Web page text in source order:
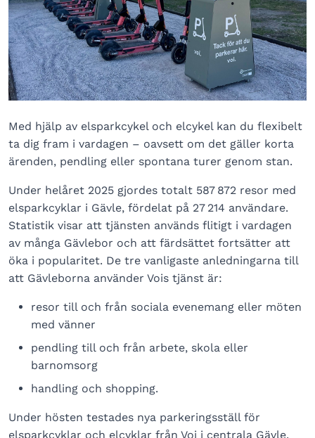
Med hjälp av elsparkcykel och elcykel kan du flexibelt
ta dig fram i vardagen – oavsett om det gäller korta
ärenden, pendling eller spontana turer genom stan.
Under helåret 2025 gjordes totalt 587 872 resor med
elsparkcyklar i Gävle, fördelat på 27 214 användare.
Statistik visar att tjänsten används flitigt i vardagen
av många Gävlebor och att färdsättet fortsätter att
öka i popularitet. De tre vanligaste anledningarna till
att Gävleborna använder Vois tjänst är:
resor till och från sociala evenemang eller möten
med vänner
pendling till och från arbete, skola eller
barnomsorg
handling och shopping.
Under hösten testades nya parkeringsställ för
elsparkcyklar och elcyklar från Voi i centrala Gävle.